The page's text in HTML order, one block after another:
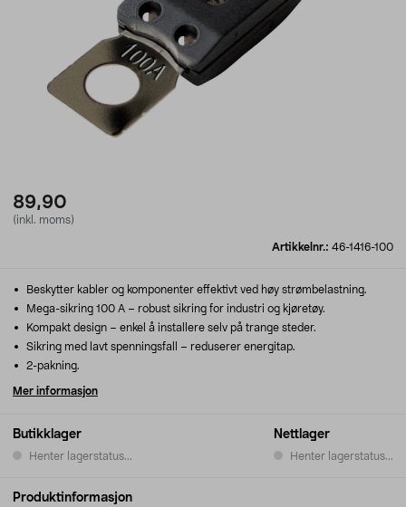
89,90
(inkl. moms)
Artikkelnr.: 46-1416-100
Butikklager
Henter lagerstatus...
Nettlager
Henter lagerstatus...
Beskytter kabler og komponenter effektivt ved høy strømbelastning.
Mega-sikring 100 A – robust sikring for industri og kjøretøy.
Kompakt design – enkel å installere selv på trange steder.
Sikring med lavt spenningsfall – reduserer energitap.
2-pakning.
Mer informasjon
Produktinformasjon